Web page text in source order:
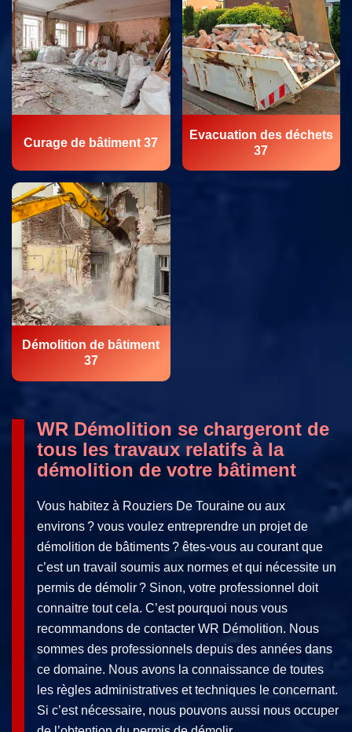
Curage de bâtiment 37
Evacuation des déchets
37
Démolition de bâtiment
37
WR Démolition se chargeront de
tous les travaux relatifs à la
démolition de votre bâtiment
Vous habitez à Rouziers De Touraine ou aux
environs ? vous voulez entreprendre un projet de
démolition de bâtiments ? êtes-vous au courant que
c’est un travail soumis aux normes et qui nécessite un
permis de démolir ? Sinon, votre professionnel doit
connaitre tout cela. C’est pourquoi nous vous
recommandons de contacter WR Démolition. Nous
sommes des professionnels depuis des années dans
ce domaine. Nous avons la connaissance de toutes
les règles administratives et techniques le concernant.
Si c’est nécessaire, nous pouvons aussi nous occuper